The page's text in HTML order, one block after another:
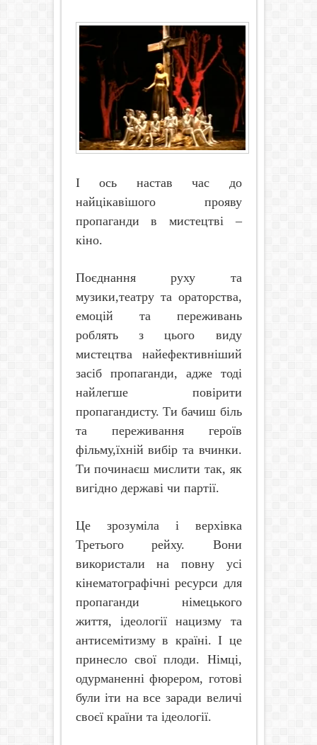
І ось настав час до
найцікавішого прояву
пропаганди в мистецтві –
кіно.
Поєднання руху та
музики,театру та ораторства,
емоцій та переживань
роблять з цього виду
мистецтва найефективніший
засіб пропаганди, адже тоді
найлегше повірити
пропагандисту. Ти бачиш біль
та переживання героїв
фільму,їхній вибір та вчинки.
Ти починаєш мислити так, як
вигідно державі чи партії.
Це зрозуміла і верхівка
Третього рейху. Вони
використали на повну усі
кінематографічні ресурси для
пропаганди німецького
життя, ідеології нацизму та
антисемітизму в країні. І це
принесло свої плоди. Німці,
одурманенні фюрером, готові
були іти на все заради величі
своєї країни та ідеології.